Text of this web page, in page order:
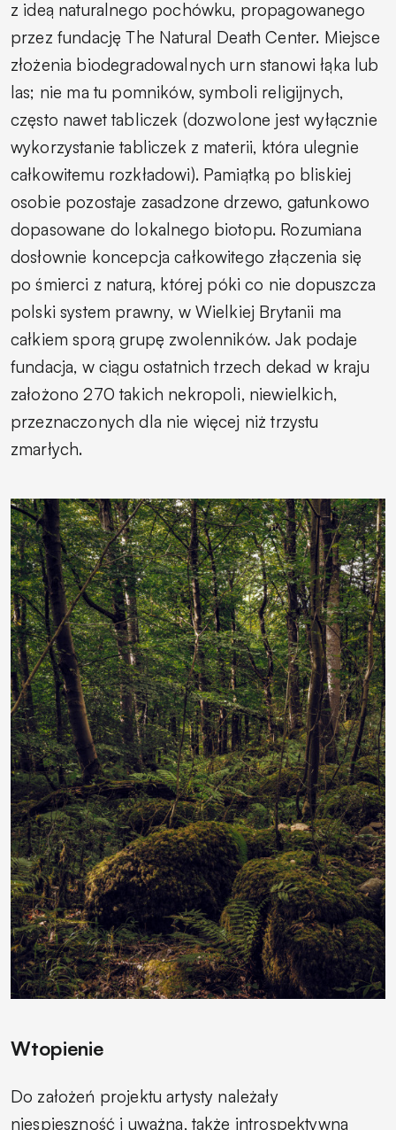
z ideą naturalnego pochówku, propagowanego
przez fundację The Natural Death Center. Miejsce
złożenia biodegradowalnych urn stanowi łąka lub
las; nie ma tu pomników, symboli religijnych,
często nawet tabliczek (dozwolone jest wyłącznie
wykorzystanie tabliczek z materii, która ulegnie
całkowitemu rozkładowi). Pamiątką po bliskiej
osobie pozostaje zasadzone drzewo, gatunkowo
dopasowane do lokalnego biotopu. Rozumiana
dosłownie koncepcja całkowitego złączenia się
po śmierci z naturą, której póki co nie dopuszcza
polski system prawny, w Wielkiej Brytanii ma
całkiem sporą grupę zwolenników. Jak podaje
fundacja, w ciągu ostatnich trzech dekad w kraju
założono 270 takich nekropoli, niewielkich,
przeznaczonych dla nie więcej niż trzystu
zmarłych.
Wtopienie
Do założeń projektu artysty należały
niespieszność i uważna, także introspektywna